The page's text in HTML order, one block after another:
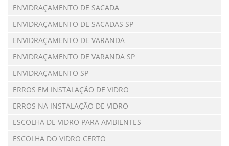
ENVIDRAÇAMENTO DE SACADA
ENVIDRAÇAMENTO DE SACADAS SP
ENVIDRAÇAMENTO DE VARANDA
ENVIDRAÇAMENTO DE VARANDA SP
ENVIDRAÇAMENTO SP
ERROS EM INSTALAÇÃO DE VIDRO
ERROS NA INSTALAÇÃO DE VIDRO
ESCOLHA DE VIDRO PARA AMBIENTES
ESCOLHA DO VIDRO CERTO